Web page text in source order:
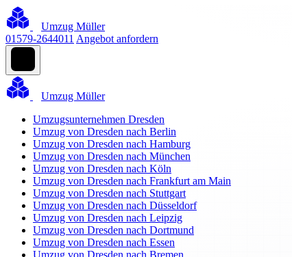
Umzug Müller
01579-2644011 Angebot anfordern
Umzug Müller
Umzugsunternehmen Dresden
Umzug von Dresden nach Berlin
Umzug von Dresden nach Hamburg
Umzug von Dresden nach München
Umzug von Dresden nach Köln
Umzug von Dresden nach Frankfurt am Main
Umzug von Dresden nach Stuttgart
Umzug von Dresden nach Düsseldorf
Umzug von Dresden nach Leipzig
Umzug von Dresden nach Dortmund
Umzug von Dresden nach Essen
Umzug von Dresden nach Bremen